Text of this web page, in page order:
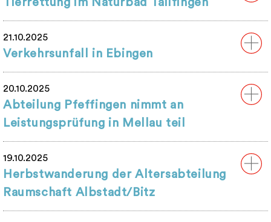
Tierrettung im Naturbad Tailfingen
21.10.2025
Verkehrsunfall in Ebingen
20.10.2025
Abteilung Pfeffingen nimmt an
Leistungsprüfung in Mellau teil
19.10.2025
Herbstwanderung der Altersabteilung
Raumschaft Albstadt/Bitz